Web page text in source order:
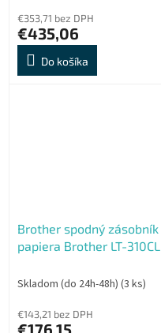
€353,71 bez DPH
€435,06
Do košíka
Brother spodný zásobník
papiera Brother LT-310CL
Skladom (do 24h-48h) (3 ks)
€143,21 bez DPH
€176,15